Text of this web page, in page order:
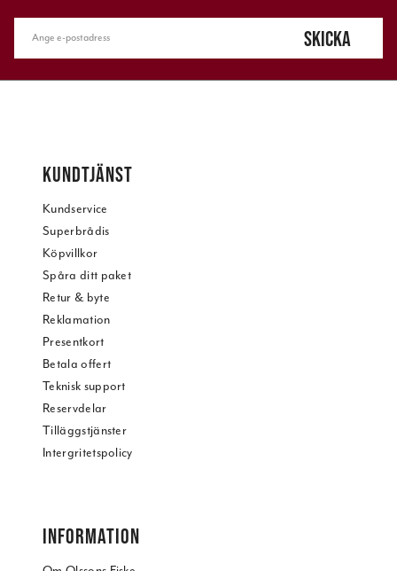
SKICKA
KUNDTJÄNST
Kundservice
Superbrådis
Köpvillkor
Spåra ditt paket
Retur & byte
Reklamation
Presentkort
Betala offert
Teknisk support
Reservdelar
Tilläggstjänster
Intergritetspolicy
INFORMATION